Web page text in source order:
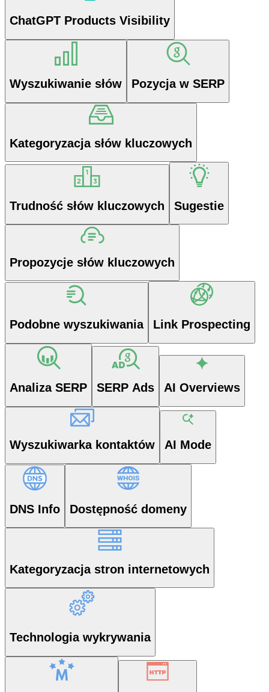
ChatGPT Products Visibility
Wyszukiwanie słów Pozycja w SERP
Kategoryzacja słów kluczowych
Trudność słów kluczowych Sugestie
Propozycje słów kluczowych
Podobne wyszukiwania Link Prospecting
Analiza SERP SERP Ads AI Overviews
Wyszukiwarka kontaktów AI Mode
DNS Info Dostępność domeny
Kategoryzacja stron internetowych
Technologia wykrywania